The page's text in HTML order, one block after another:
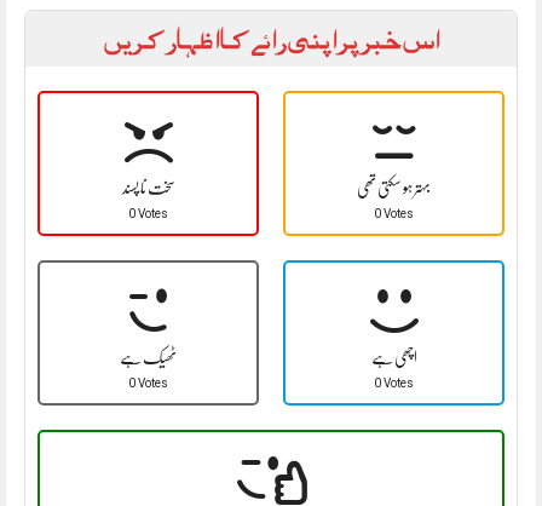
اس خبر پر اپنی رائے کا اظہار کریں
سخت نا پسند
0 Votes
بہتر ہو سکتی تھی
0 Votes
ٹھیک ہے
0 Votes
اچھی ہے
0 Votes